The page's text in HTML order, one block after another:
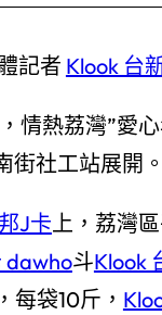
記者 Klook 台
情熱荔灣”愛
街社工站展開。
J卡上，荔灣
dawho斗Klook
每袋10斤，